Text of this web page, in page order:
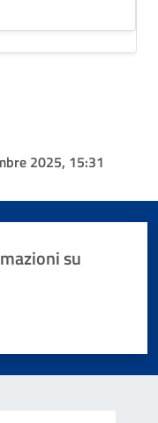
2025, 15:31
su